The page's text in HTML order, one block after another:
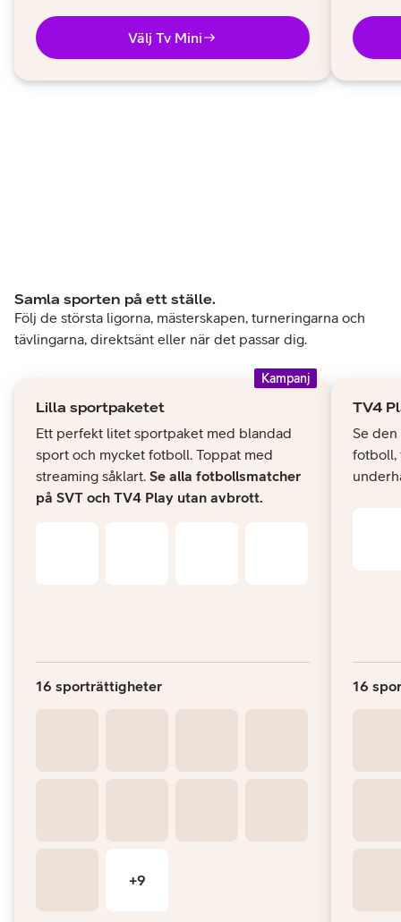
Välj Tv Mini
Samla sporten på ett ställe.
Följ de största ligorna, mästerskapen, turneringarna och
tävlingarna, direktsänt eller när det passar dig.
Kampanj
Lilla sportpaketet
Ett perfekt litet sportpaket med blandad
sport och mycket fotboll. Toppat med
streaming såklart. Se alla fotbollsmatcher
på SVT och TV4 Play utan avbrott.
16 sporträttigheter
TV4
Se den
fotboll,
16